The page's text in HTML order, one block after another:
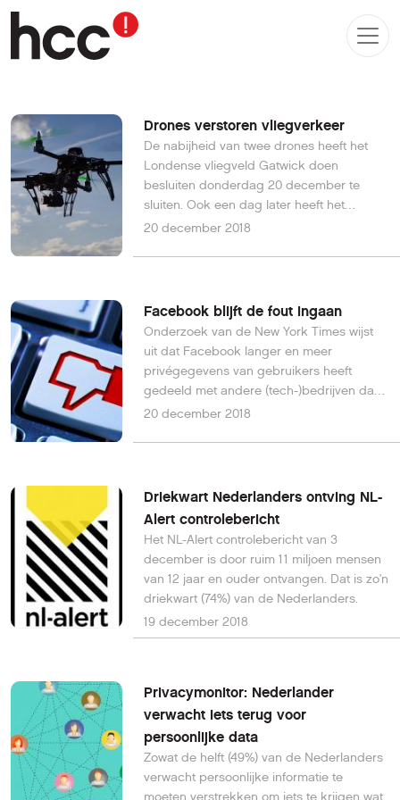
Drones verstoren vliegverkeer
De nabijheid van twee drones heeft het
Londense vliegveld Gatwick doen
besluiten donderdag 20 december te
sluiten. Ook een dag later heeft het
vliegverkeer nog hinder gehad, door een
20 december 2018
Facebook blijft de fout ingaan
Onderzoek van de New York Times wijst
uit dat Facebook langer en meer
privégegevens van gebruikers heeft
gedeeld met andere (tech-)bedrijven dan
ze eerder toegaven.
20 december 2018
Driekwart Nederlanders ontving NL-
Alert controlebericht
Het NL-Alert controlebericht van 3
december is door ruim 11 miljoen mensen
van 12 jaar en ouder ontvangen. Dat is zo'n
driekwart (74%) van de Nederlanders.
19 december 2018
Privacymonitor: Nederlander
verwacht iets terug voor
persoonlijke data
Zowat de helft (49%) van de Nederlanders
verwacht persoonlijke informatie te
moeten verstrekken om iets te krijgen wat